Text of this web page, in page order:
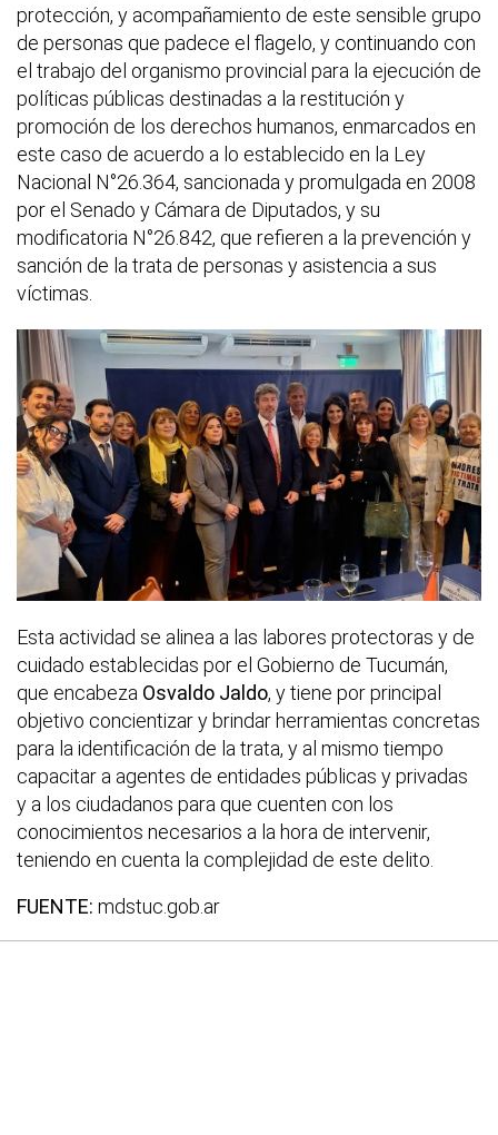
protección, y acompañamiento de este sensible grupo
de personas que padece el flagelo, y continuando con
el trabajo del organismo provincial para la ejecución de
políticas públicas destinadas a la restitución y
promoción de los derechos humanos, enmarcados en
este caso de acuerdo a lo establecido en la Ley
Nacional N°26.364, sancionada y promulgada en 2008
por el Senado y Cámara de Diputados, y su
modificatoria N°26.842, que refieren a la prevención y
sanción de la trata de personas y asistencia a sus
víctimas.
Esta actividad se alinea a las labores protectoras y de
cuidado establecidas por el Gobierno de Tucumán,
que encabeza Osvaldo Jaldo, y tiene por principal
objetivo concientizar y brindar herramientas concretas
para la identificación de la trata, y al mismo tiempo
capacitar a agentes de entidades públicas y privadas
y a los ciudadanos para que cuenten con los
conocimientos necesarios a la hora de intervenir,
teniendo en cuenta la complejidad de este delito.
FUENTE: mdstuc.gob.ar